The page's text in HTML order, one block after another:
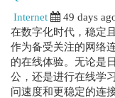
Internet
49 days
在数字化时代，稳定
作为备受关注的网络
的在线体验。无论是
公，还是进行在线学
问速度和更稳定的连